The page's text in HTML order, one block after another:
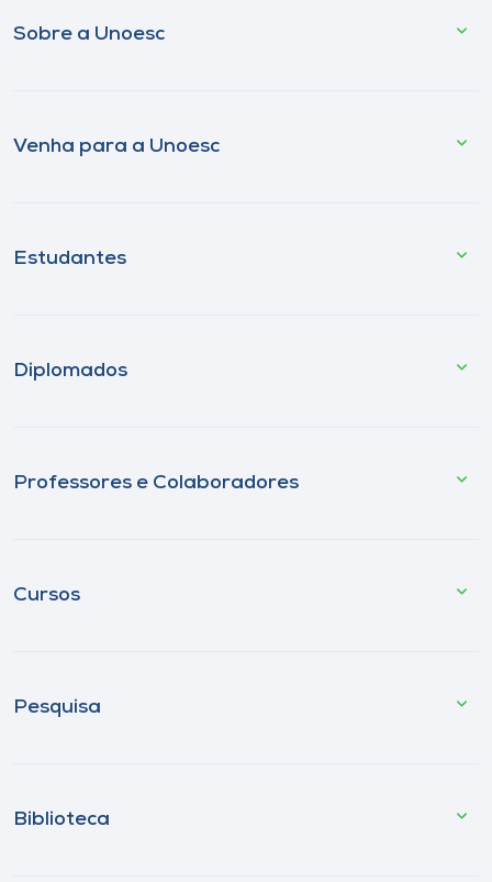
Sobre a Unoesc
Venha para a Unoesc
Estudantes
Diplomados
Professores e Colaboradores
Cursos
Pesquisa
Biblioteca